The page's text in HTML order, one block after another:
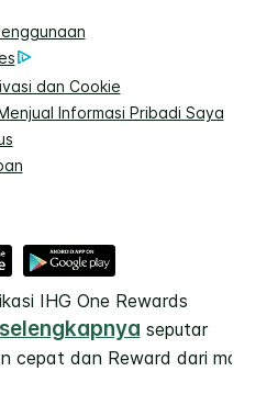
dan Cookie
Informasi Pribadi Saya
IHG One Rewards
seputar
cepat dan Reward dari mana